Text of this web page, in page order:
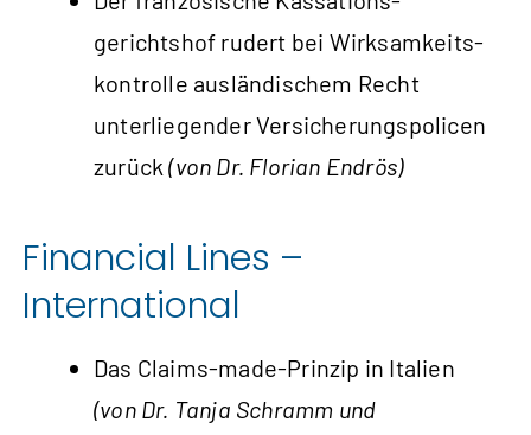
gerichtshof rudert bei Wirksamkeits­
kontrolle ausländischem Recht
unterliegender Versicherungs­policen
zurück(von Dr. Florian Endrös)
Financial Lines –
International
Das Claims-made-Prinzip in Italien
(von Dr. Tanja Schramm und